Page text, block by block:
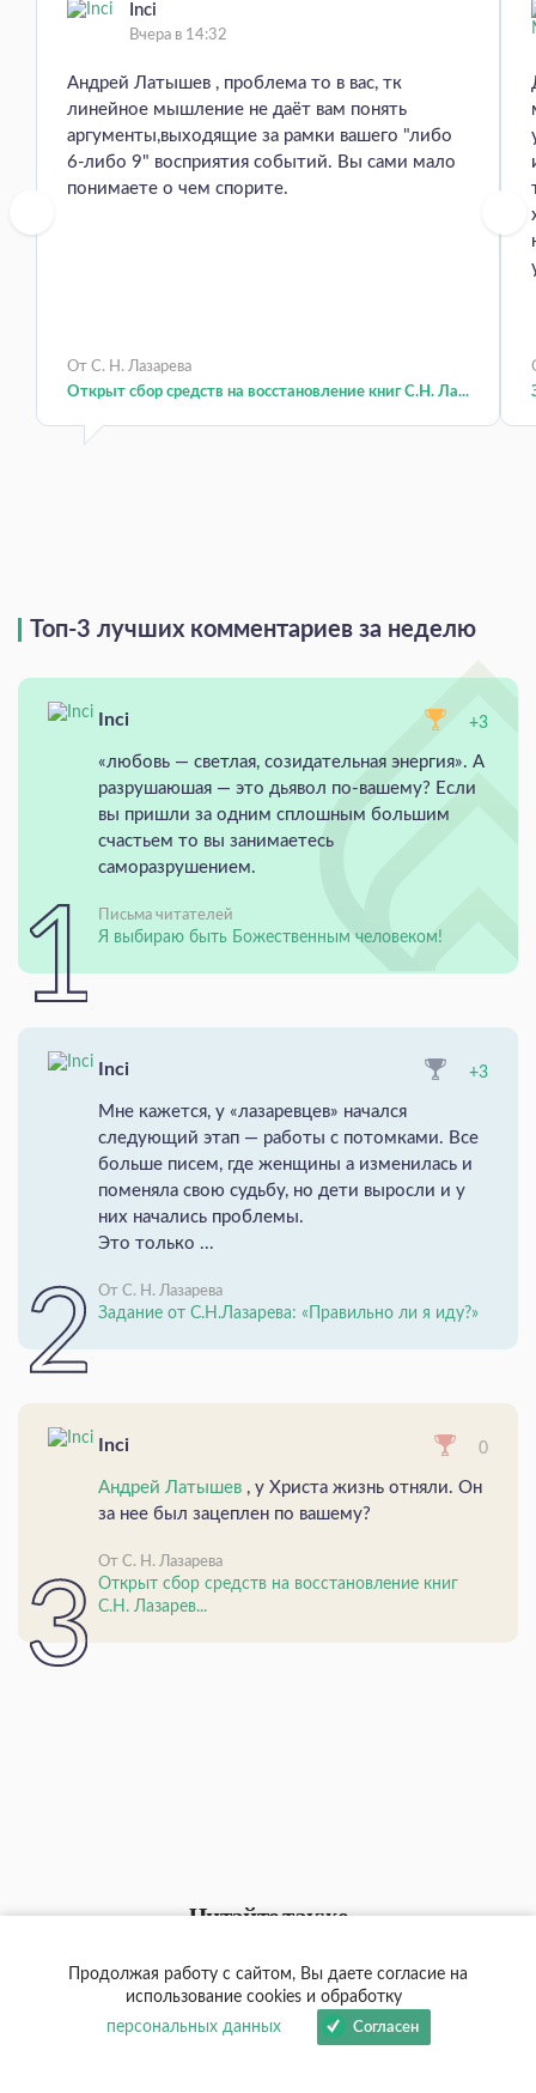
Inci
Вчера в 14:32
Андрей Латышев , проблема то в вас, тк
линейное мышление не даёт вам понять
аргументы,выходящие за рамки вашего "либо
6-либо 9" восприятия событий. Вы сами мало
понимаете о чем спорите.
От С. Н. Лазарева
Открыт сбор средств на восстановление книг С.Н. Ла...
Топ-3 лучших комментариев за неделю
Inci +3
«любовь — светлая, созидательная энергия». А
разрушаюшая — это дьявол по-вашему? Если
вы пришли за одним сплошным большим
счастьем то вы занимаетесь
саморазрушением.
Письма читателей
Я выбираю быть Божественным человеком!
Inci +3
Мне кажется, у «лазаревцев» начался
следующий этап — работы с потомками. Все
больше писем, где женщины а изменилась и
поменяла свою судьбу, но дети выросли и у
них начались проблемы.
Это только ...
От С. Н. Лазарева
Задание от С.Н.Лазарева: «Правильно ли я иду?»
Inci 0
Андрей Латышев , у Христа жизнь отняли. Он
за нее был зацеплен по вашему?
От С. Н. Лазарева
Открыт сбор средств на восстановление книг
С.Н. Лазарев...
Читайте также
Продолжая работу с сайтом, Вы даете согласие на
использование cookies и обработку
персональных данных
Согласен